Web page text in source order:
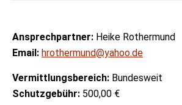
Ansprechpartner: Heike Rothermund
Email: hrothermund@yahoo.de
Vermittlungsbereich: Bundesweit
Schutzgebühr: 500,00 €